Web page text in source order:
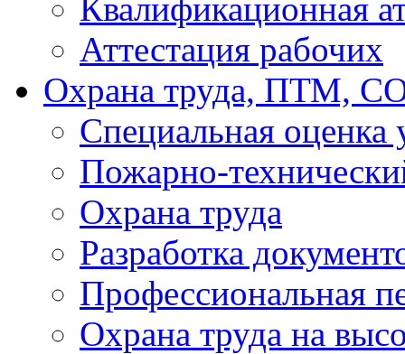
Квалификационная
Аттестация рабочих
Охрана труда, ПТМ,
Специальная
Пожарно-
Охрана труда
Разработка
Профессиональная
Охрана труда на